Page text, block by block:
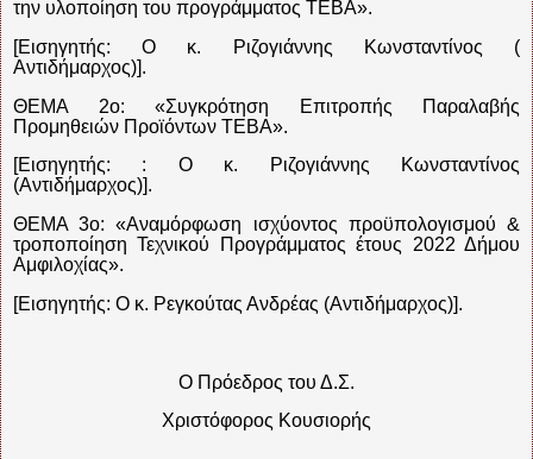
την υλοποίηση του προγράμματος ΤΕΒΑ».
[Εισηγητής: Ο κ. Ριζογιάννης Κωνσταντίνος (
Αντιδήμαρχος)].
ΘΕΜΑ 2ο: «Συγκρότηση Επιτροπής Παραλαβής
Προμηθειών Προϊόντων ΤΕΒΑ».
[Εισηγητής: : Ο κ. Ριζογιάννης Κωνσταντίνος
(Αντιδήμαρχος)].
ΘΕΜΑ 3ο: «Αναμόρφωση ισχύοντος προϋπολογισμού &
τροποποίηση Τεχνικού Προγράμματος έτους 2022 Δήμου
Αμφιλοχίας».
[Εισηγητής: Ο κ. Ρεγκούτας Ανδρέας (Αντιδήμαρχος)].
Ο Πρόεδρος του Δ.Σ.
Χριστόφορος Κουσιορής